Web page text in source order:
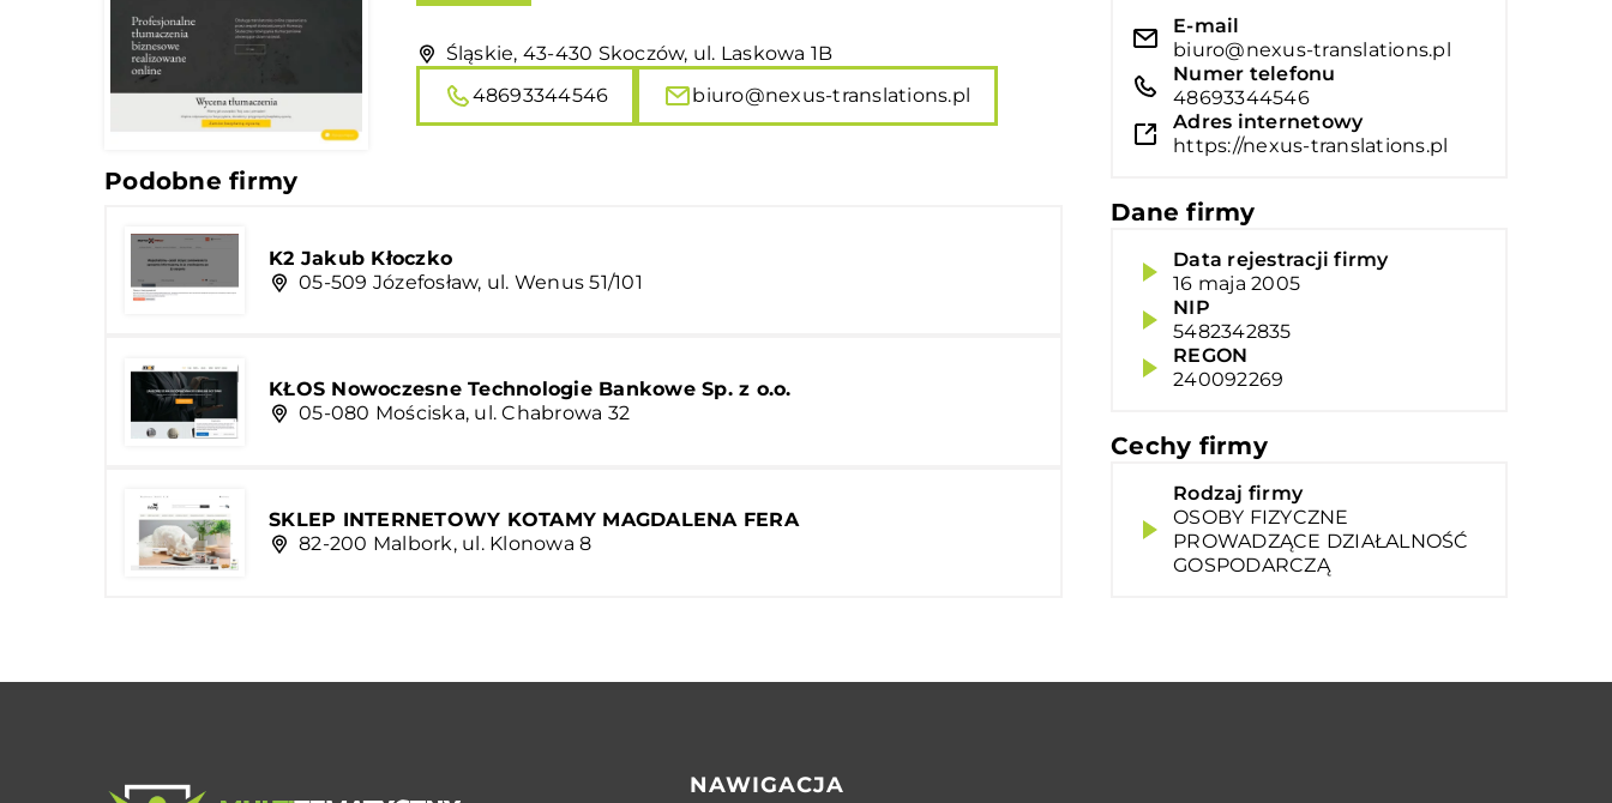
Śląskie, 43-430 Skoczów, ul. Laskowa 1B
48693344546
biuro@nexus-translations.pl
Podobne firmy
K2 Jakub Kłoczko
05-509 Józefosław, ul. Wenus 51/101
KŁOS Nowoczesne Technologie Bankowe Sp. z o.o.
05-080 Mościska, ul. Chabrowa 32
SKLEP INTERNETOWY KOTAMY MAGDALENA FERA
82-200 Malbork, ul. Klonowa 8
E-mail
biuro@nexus-translations.pl
Numer telefonu
48693344546
Adres internetowy
https://nexus-translations.pl
Dane firmy
Data rejestracji firmy
16 maja 2005
NIP
5482342835
REGON
240092269
Cechy firmy
Rodzaj firmy
OSOBY FIZYCZNE
PROWADZĄCE DZIAŁALNOŚĆ
GOSPODARCZĄ
NAWIGACJA